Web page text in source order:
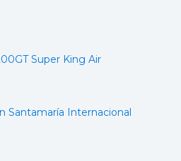
Super King Air
Santamaría Internacional